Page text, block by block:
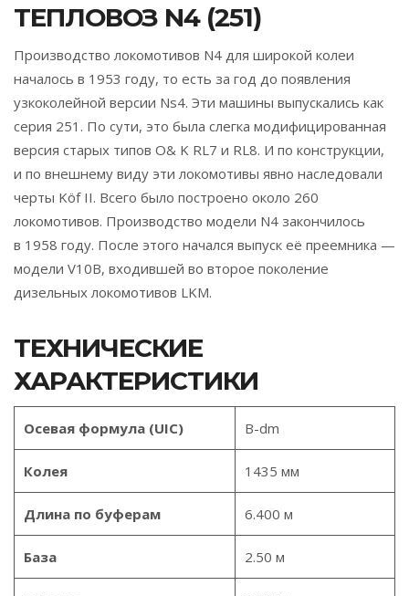
ТЕПЛОВОЗ N4 (251)
Производство локомотивов N4 для широкой колеи
началось в 1953 году, то есть за год до появления
узкоколейной версии Ns4. Эти машины выпускались как
серия 251. По сути, это была слегка модифицированная
версия старых типов O& K RL7 и RL8. И по конструкции,
и по внешнему виду эти локомотивы явно наследовали
черты Köf II. Всего было построено около 260
локомотивов. Производство модели N4 закончилось
в 1958 году. После этого начался выпуск её преемника —
модели V10B, входившей во второе поколение
дизельных локомотивов LKM.
ТЕХНИЧЕСКИЕ
ХАРАКТЕРИСТИКИ
Осевая формула (UIC) B-dm
Колея 1435 мм
Длина по буферам 6.400 м
База 2.50 м